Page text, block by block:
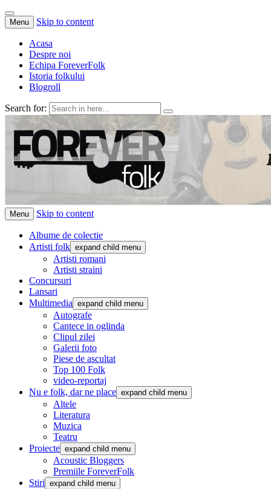
Menu Skip to content
Acasa
Despre noi
Echipa ForeverFolk
Istoria folkului
Blogroll
Search for:
ForeverFolk
Muzica sufletului tau
Menu Skip to content
Albume de colectie
Artisti folk expand child menu
Artisti romani
Artisti straini
Concursuri
Lansari
Multimedia expand child menu
Autografe
Cantece in oglinda
Clipul zilei
Galerii foto
Piese de ascultat
Top 100 Folk
video-reportaj
Nu e folk, dar ne place expand child menu
Altele
Literatura
Muzica
Teatru
Proiecte expand child menu
Acoustic Bloggers
Premiile ForeverFolk
Stiri expand child menu